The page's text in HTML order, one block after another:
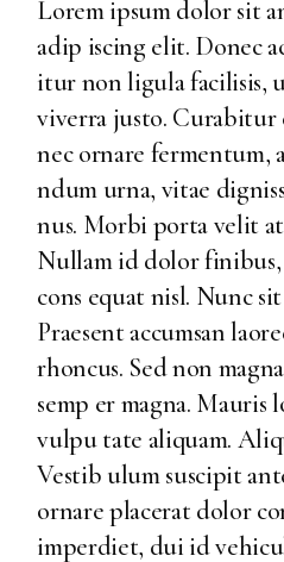
Lorem ipsum dolor sit
adip iscing elit. Donec
itur non ligula facilisis,
viverra justo. Curabitur
nec ornare fermentum,
ndum urna, vitae
nus. Morbi porta velit
Nullam id dolor
cons equat nisl. Nunc
Praesent accumsan
rhoncus. Sed non
semp er magna. Mauris
vulpu tate aliquam.
Vestib ulum suscipit
ornare placerat dolor
imperdiet, dui id